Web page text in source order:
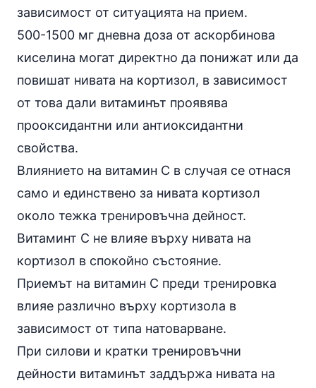
зависимост от ситуацията на прием.
500-1500 мг дневна доза от аскорбинова
киселина могат директно да понижат или да
повишат нивата на кортизол, в зависимост
от това дали витаминът проявява
прооксидантни или антиоксидантни
свойства.
Влиянието на витамин C в случая се отнася
само и единствено за нивата кортизол
около тежка тренировъчна дейност.
Витаминт C не влияе върху нивата на
кортизол в спокойно състояние.
Приемът на витамин C преди тренировка
влияе различно върху кортизола в
зависимост от типа натоварване.
При силови и кратки тренировъчни
дейности витаминът заддържа нивата на